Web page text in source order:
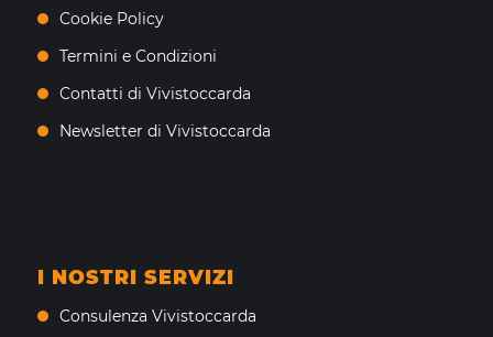
Cookie Policy
Termini e Condizioni
Contatti di Vivistoccarda
Newsletter di Vivistoccarda
I NOSTRI SERVIZI
Consulenza Vivistoccarda